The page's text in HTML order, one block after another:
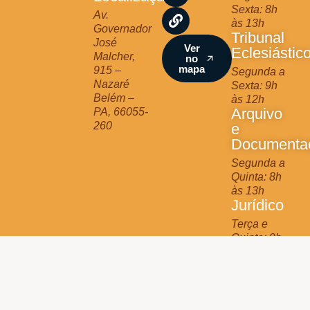
Av.
Governador
José
Malcher,
915 –
Nazaré
Belém –
PA, 66055-
260
r
a
m
o
k
e
Ver
no
mapa
Sexta: 8h
às 13h
Tribunal
Segunda a
Sexta: 9h
às 12h
Arquivo
e
Segunda a
Quinta: 8h
às 13h
Jurídico
Terça e
Quinta: 9h